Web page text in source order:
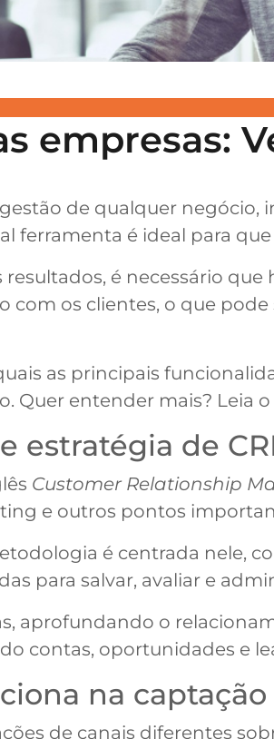
empresas:
de qualquer
ferramenta é ideal para
é necessário
os clientes, o que
as principais
Quer entender mais? Leia
estratégia de
Customer Relationship
e outros pontos
é centrada nele,
para salvar, avaliar e
aprofundando o
contas, oportunidades e
na
de canais diferentes